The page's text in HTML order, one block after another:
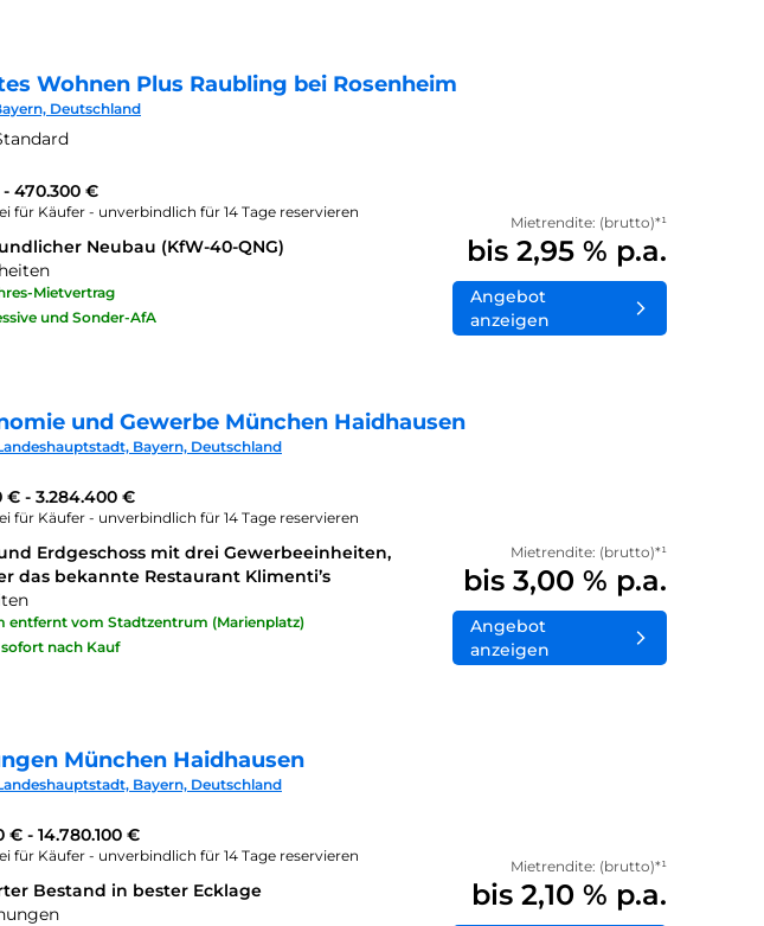
Wohnen Plus Raubling bei Rosenheim
Deutschland
- 470.300 €
für Käufer - unverbindlich für 14 Tage reservieren
Neubau (KfW-40-QNG)
Mietvertrag
und Sonder-AfA
Mietrendite: (brutto)*¹
bis 2,95 % p.a.
Angebot
anzeigen
und Gewerbe München Haidhausen
Bayern, Deutschland
€ - 3.284.400 €
für Käufer - unverbindlich für 14 Tage reservieren
Erdgeschoss mit drei Gewerbeeinheiten,
das bekannte Restaurant Klimenti’s
entfernt vom Stadtzentrum (Marienplatz)
nach Kauf
Mietrendite: (brutto)*¹
bis 3,00 % p.a.
Angebot
anzeigen
München Haidhausen
Bayern, Deutschland
€ - 14.780.100 €
für Käufer - unverbindlich für 14 Tage reservieren
Bestand in bester Ecklage
Mietrendite: (brutto)*¹
bis 2,10 % p.a.